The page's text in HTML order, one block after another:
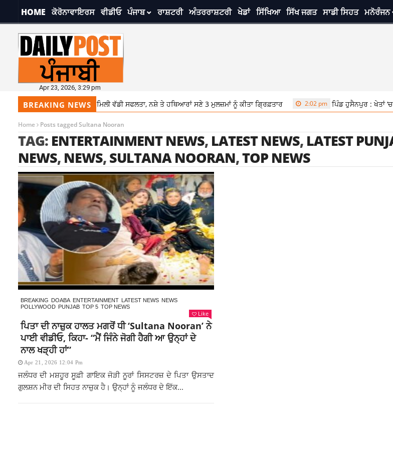
HOME ਕੋਰੋਨਾਵਾਇਰਸ ਵੀਡੀਓ ਪੰਜਾਬ ਰਾਸ਼ਟਰੀ ਅੰਤਰਰਾਸ਼ਟਰੀ ਖੇਡਾਂ ਸਿੱਖਿਆ ਸਿੱਖ ਜਗਤ ਸਾਡੀ ਸਿਹਤ ਮਨੋਰੰਜਨ
Apr 23, 2026, 3:29 pm
BREAKING NEWS
ਕਮਿਸ਼ਨਰੇਟ ਪੁਲਿਸ ਨੂੰ ਮਿਲੀ ਵੱਡੀ ਸਫਲਤਾ, ਨਸ਼ੇ ਤੇ ਹਥਿਆਰਾਂ ਸਣੇ 3 ਮੁਲਜ਼ਮਾਂ ਨੂੰ ਕੀਤਾ ਗ੍ਰਿਫ਼ਤਾਰ 2:02 pm ਪਿੰਡ ਹੁਸੈਨਪੁਰ : ਖੇਤਾਂ ‘ਚ
Home Posts tagged Sultana Nooran
TAG: ENTERTAINMENT NEWS, LATEST NEWS, LATEST
NEWS, NEWS,SULTANA NOORAN,TOP NEWS
BREAKING DOABA ENTERTAINMENT LATEST NEWS NEWS
POLLYWOOD PUNJAB TOP 5 TOP NEWS
Like
ਪਿਤਾ ਦੀ ਨਾਜ਼ੁਕ ਹਾਲਤ ਮਗਰੋਂ ਧੀ ‘Sultana Nooran’ ਨੇ
ਪਾਈ ਵੀਡੀਓ, ਕਿਹਾ- “ਮੈਂ ਜਿੰਨੇ ਜੋਗੀ ਹੈਗੀ ਆ ਉਨ੍ਹਾਂ ਦੇ
ਨਾਲ ਖੜ੍ਹੀ ਹਾਂ”
Apr 21, 2026 12:04 Pm
ਜਲੰਧਰ ਦੀ ਮਸ਼ਹੂਰ ਸੂਫ਼ੀ ਗਾਇਕ ਜੋੜੀ ਨੂਰਾਂ ਸਿਸਟਰਜ਼ ਦੇ ਪਿਤਾ ਉਸਤਾਦ
ਗੁਲਸ਼ਨ ਮੀਰ ਦੀ ਸਿਹਤ ਨਾਜ਼ੁਕ ਹੈ। ਉਨ੍ਹਾਂ ਨੂੰ ਜਲੰਧਰ ਦੇ ਇੱਕ...